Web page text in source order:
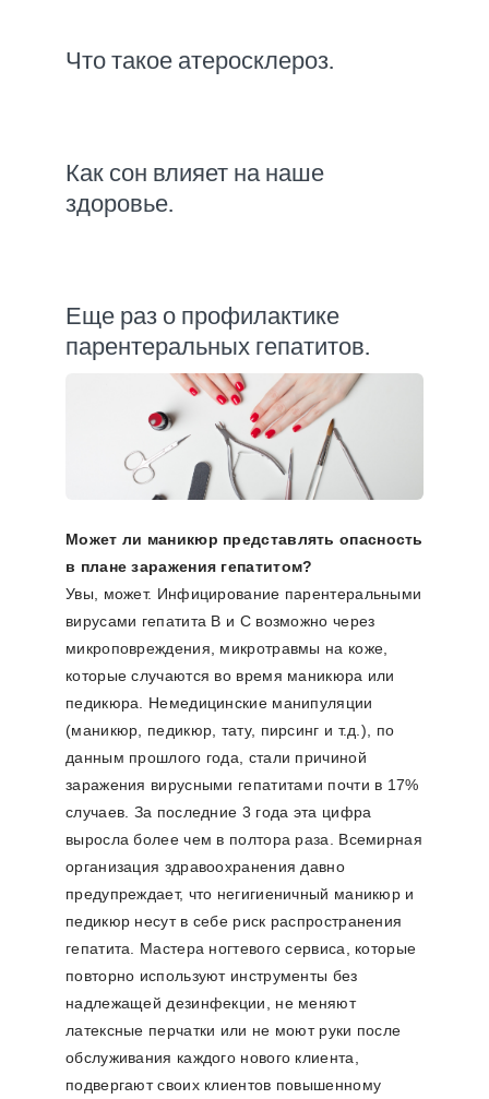
Что такое атеросклероз.
Как сон влияет на наше
здоровье.
Еще раз о профилактике
парентеральных гепатитов.
Может ли маникюр представлять опасность
в плане заражения гепатитом?
Увы, может. Инфицирование парентеральными
вирусами гепатита В и С возможно через
микроповреждения, микротравмы на коже,
которые случаются во время маникюра или
педикюра. Немедицинские манипуляции
(маникюр, педикюр, тату, пирсинг и т.д.), по
данным прошлого года, стали причиной
заражения вирусными гепатитами почти в 17%
случаев. За последние 3 года эта цифра
выросла более чем в полтора раза. Всемирная
организация здравоохранения давно
предупреждает, что негигиеничный маникюр и
педикюр несут в себе риск распространения
гепатита. Мастера ногтевого сервиса, которые
повторно используют инструменты без
надлежащей дезинфекции, не меняют
латексные перчатки или не моют руки после
обслуживания каждого нового клиента,
подвергают своих клиентов повышенному